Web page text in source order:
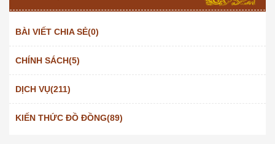
BÀI VIẾT CHIA SẺ(0)
CHÍNH SÁCH(5)
DỊCH VỤ(211)
KIẾN THỨC ĐỒ ĐỒNG(89)